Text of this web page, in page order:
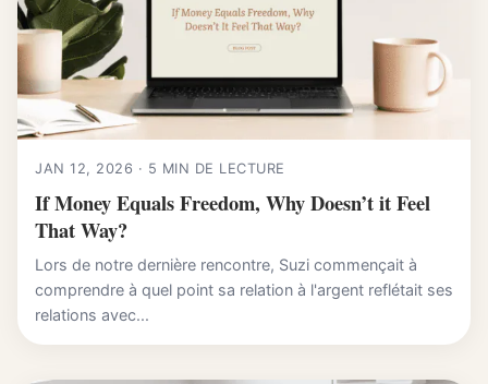
JAN 12, 2026 · 5 MIN DE LECTURE
If Money Equals Freedom, Why Doesn’t it Feel
That Way?
Lors de notre dernière rencontre, Suzi commençait à
comprendre à quel point sa relation à l'argent reflétait ses
relations avec...